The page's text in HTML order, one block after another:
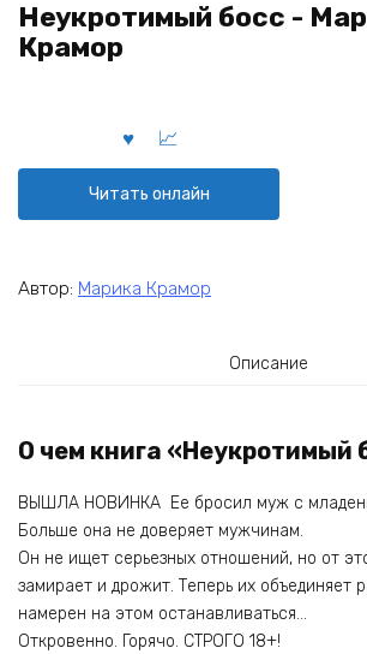
Неукротимый босс -
Крамор
Читать онлайн
Автор: Марика Крамор
Описание
О чем книга «Неукротимый
ВЫШЛА НОВИНКА Ее бросил муж с
Больше она не доверяет мужчинам.
Он не ищет серьезных отношений, но от
замирает и дрожит. Теперь их объединяет
намерен на этом останавливаться…
Откровенно. Горячо. СТРОГО 18+!